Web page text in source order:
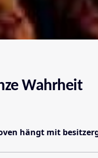
Wahrheit
hängt mit